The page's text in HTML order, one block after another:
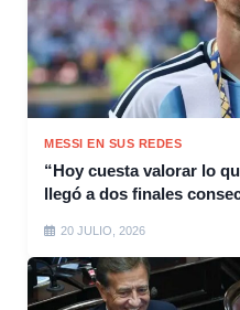
MESSI EN SUS REDES
“Hoy cuesta valorar lo
llegó a dos finales
20 JULIO, 2026